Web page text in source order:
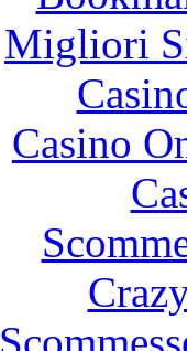
Migliori
Casino